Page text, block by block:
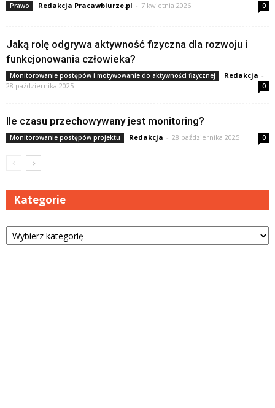
Prawo Redakcja Pracawbiurze.pl - 7 kwietnia 2026 0
Jaką rolę odgrywa aktywność fizyczna dla rozwoju i
funkcjonowania człowieka?
Monitorowanie postępów i motywowanie do aktywności fizycznej Redakcja -
28 października 2025
0
Ile czasu przechowywany jest monitoring?
Monitorowanie postępów projektu Redakcja - 28 października 2025 0
Kategorie
Kategorie